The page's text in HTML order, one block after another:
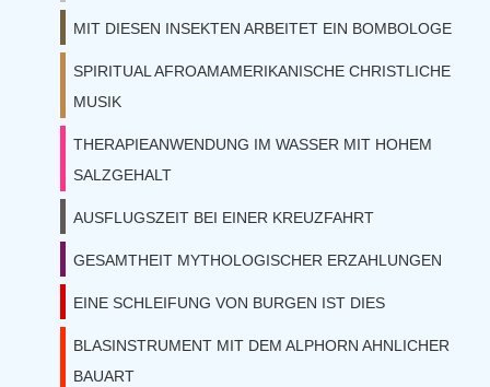
MIT DIESEN INSEKTEN ARBEITET EIN BOMBOLOGE
SPIRITUAL AFROAMAMERIKANISCHE CHRISTLICHE
MUSIK
THERAPIEANWENDUNG IM WASSER MIT HOHEM
SALZGEHALT
AUSFLUGSZEIT BEI EINER KREUZFAHRT
GESAMTHEIT MYTHOLOGISCHER ERZAHLUNGEN
EINE SCHLEIFUNG VON BURGEN IST DIES
BLASINSTRUMENT MIT DEM ALPHORN AHNLICHER
BAUART